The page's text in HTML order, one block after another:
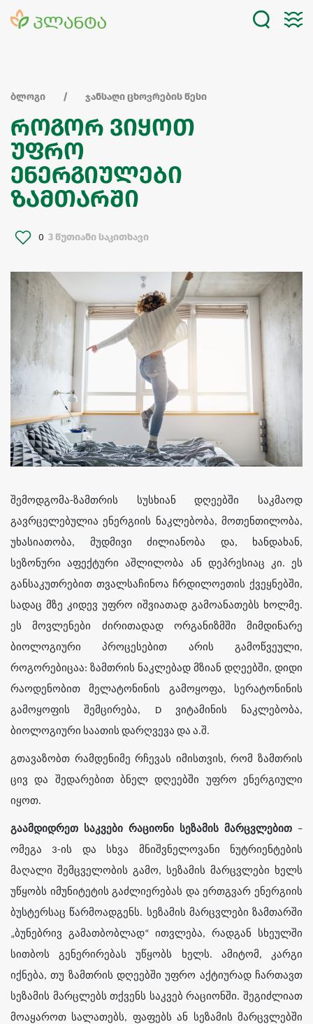
ბლოგი ჯანსაღი ცხოვრების წესი
როგორ ვიყოთ
უფრო
ენერგიულები
ზამთარში
0 3 წუთიანი საკითხავი
შემოდგომა-ზამთრის სუსხიან დღეებში საკმაოდ
გავრცელებულია ენერგიის ნაკლებობა, მოთენთილობა,
უხასიათობა, მუდმივი ძილიანობა და, ხანდახან,
სეზონური აფექტური აშლილობა ან დეპრესიაც კი. ეს
განსაკუთრებით თვალსაჩინოა ჩრდილოეთის ქვეყნებში,
სადაც მზე კიდევ უფრო იშვიათად გამოანათებს ხოლმე.
ეს მოვლენები ძირითადად ორგანიზმში მიმდინარე
ბიოლოგიური პროცესებით არის გამოწვეული,
როგორებიცაა: ზამთრის ნაკლებად მზიან დღეებში, დიდი
რაოდენობით მელატონინის გამოყოფა, სერატონინის
გამოყოფის შემცირება, D ვიტამინის ნაკლებობა,
ბიოლოგიური საათის დარღვევა და ა.შ.
გთავაზობთ რამდენიმე რჩევას იმისთვის, რომ ზამთრის
ცივ და შედარებით ბნელ დღეებში უფრო ენერგიული
იყოთ.
გაამდიდრეთ საკვები რაციონი სეზამის მარცვლებით –
ომეგა 3-ის და სხვა მნიშვნელოვანი ნუტრიენტების
მაღალი შემცველობის გამო, სეზამის მარცვლები ხელს
უწყობს იმუნიტეტის გაძლიერებას და ერთგვარ ენერგიის
ბუსტერსაც წარმოადგენს. სეზამის მარცვლები ზამთარში
„ბუნებრივ გამათბობლად“ ითვლება, რადგან სხეულში
სითბოს გენერირებას უწყობს ხელს. ამიტომ, კარგი
იქნება, თუ ზამთრის დღეებში უფრო აქტიურად ჩართავთ
სეზამის მარცლებს თქვენს საკვებ რაციონში. შეგიძლიათ
მოაყაროთ სალათებს, ფაფებს ან სეზამის მარცვლებში